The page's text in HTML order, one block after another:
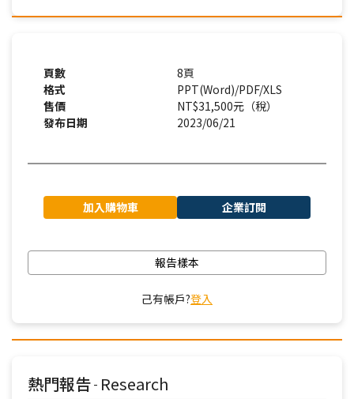
頁數
8頁
格式
PPT(Word)/PDF/XLS
售價
NT$31,500元（稅）
發布日期
2023/06/21
加入購物車 企業訂閱
報告樣本
己有帳戶?登入
熱門報告 - Research